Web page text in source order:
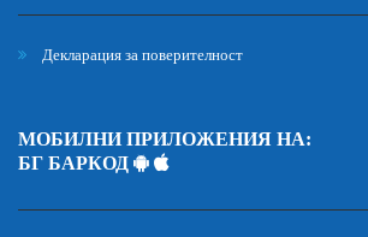
Декларация за поверителност
МОБИЛНИ ПРИЛОЖЕНИЯ НА:
БГ БАРКОД